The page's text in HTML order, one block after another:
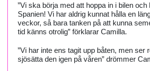
”Vi ska börja med att hoppa in i bilen
Spanien! Vi har aldrig kunnat hålla en
veckor, så bara tanken på att kunna
tid känns otrolig” förklarar Camilla.
”Vi har inte ens tagit upp båten, men ser
sjösätta den igen på våren” drömmer